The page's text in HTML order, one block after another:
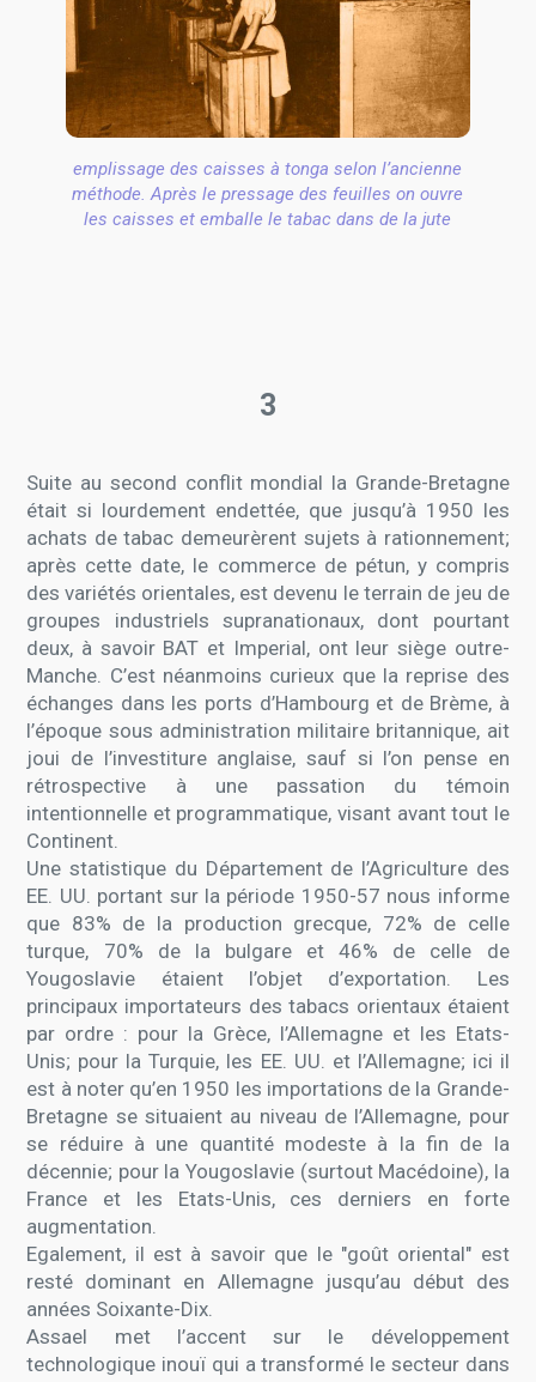
emplissage des caisses à tonga selon l’ancienne
méthode. Après le pressage des feuilles on ouvre
les caisses et emballe le tabac dans de la jute
3
Suite au second conflit mondial la Grande-Bretagne
était si lourdement endettée, que jusqu’à 1950 les
achats de tabac demeurèrent sujets à rationnement;
après cette date, le commerce de pétun, y compris
des variétés orientales, est devenu le terrain de jeu de
groupes industriels supranationaux, dont pourtant
deux, à savoir BAT et Imperial, ont leur siège outre-
Manche. C’est néanmoins curieux que la reprise des
échanges dans les ports d’Hambourg et de Brème, à
l’époque sous administration militaire britannique, ait
joui de l’investiture anglaise, sauf si l’on pense en
rétrospective à une passation du témoin
intentionnelle et programmatique, visant avant tout le
Continent.
Une statistique du Département de l’Agriculture des
EE. UU. portant sur la période 1950-57 nous informe
que 83% de la production grecque, 72% de celle
turque, 70% de la bulgare et 46% de celle de
Yougoslavie étaient l’objet d’exportation. Les
principaux importateurs des tabacs orientaux étaient
par ordre : pour la Grèce, l’Allemagne et les Etats-
Unis; pour la Turquie, les EE. UU. et l’Allemagne; ici il
est à noter qu’en 1950 les importations de la Grande-
Bretagne se situaient au niveau de l’Allemagne, pour
se réduire à une quantité modeste à la fin de la
décennie; pour la Yougoslavie (surtout Macédoine), la
France et les Etats-Unis, ces derniers en forte
augmentation.
Egalement, il est à savoir que le "goût oriental" est
resté dominant en Allemagne jusqu’au début des
années Soixante-Dix.
Assael met l’accent sur le développement
technologique inouï qui a transformé le secteur dans